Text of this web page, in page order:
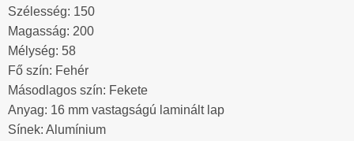
Szélesség: 150
Magasság: 200
Mélység: 58
Fő szín: Fehér
Másodlagos szín: Fekete
Anyag: 16 mm vastagságú laminált lap
Sínek: Alumínium